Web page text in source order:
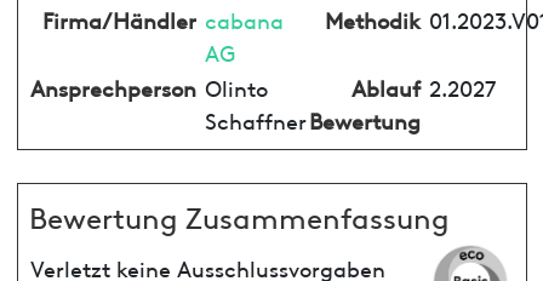
Firma/Händler cabana
AG
Methodik
Ansprechperson Olinto
Schaffner
Ablauf
Bewertung
2.2027
Bewertung Zusammenfassung
Verletzt keine Ausschlussvorgaben